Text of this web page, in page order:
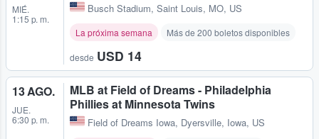
MIÉ.
1:15 p. m.
Busch Stadium, Saint Louis, MO, US
La próxima semana Más de 200 boletos disponibles
desde USD 14
13 AGO.
JUE.
6:30 p. m.
MLB at Field of Dreams - Philadelphia
Phillies at Minnesota Twins
Field of Dreams Iowa, Dyersville, Iowa, US